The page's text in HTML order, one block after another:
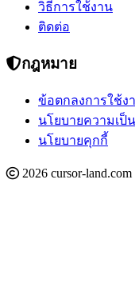
วิธีการใช้งาน
ติดต่อ
กฎหมาย
ข้อตกลงการใช้ง
นโยบายความเป็
นโยบายคุกกี้
2026 cursor-